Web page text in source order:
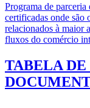
Programa de parceria
certificadas onde são
relacionados à maior
fluxos do comércio
TABELA DE